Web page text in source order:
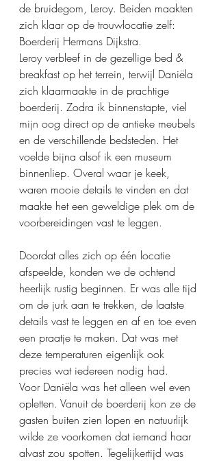
de bruidegom, Leroy. Beiden maakten
zich klaar op de trouwlocatie zelf:
Boerderij Hermans Dijkstra.
Leroy verbleef in de gezellige bed &
breakfast op het terrein, terwijl Daniëla
zich klaarmaakte in de prachtige
boerderij. Zodra ik binnenstapte, viel
mijn oog direct op de antieke meubels
en de verschillende bedsteden. Het
voelde bijna alsof ik een museum
binnenliep. Overal waar je keek,
waren mooie details te vinden en dat
maakte het een geweldige plek om de
voorbereidingen vast te leggen.
Doordat alles zich op één locatie
afspeelde, konden we de ochtend
heerlijk rustig beginnen. Er was alle tijd
om de jurk aan te trekken, de laatste
details vast te leggen en af en toe even
een praatje te maken. Dat was met
deze temperaturen eigenlijk ook
precies wat iedereen nodig had.
Voor Daniëla was het alleen wel even
opletten. Vanuit de boerderij kon ze de
gasten buiten zien lopen en natuurlijk
wilde ze voorkomen dat iemand haar
alvast zou spotten. Tegelijkertijd was